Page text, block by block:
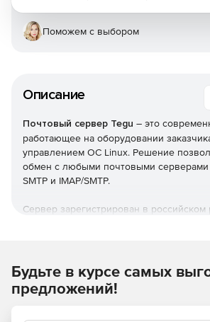
Описание
Почтовый сервер Tegu – это
работающее на оборудовании
управлением ОС Linux. Решение
обмен с любыми почтовыми серверами
SMTP и IMAP/SMTP.
Сервер зарегистрирован в российском
Основные особенности TEGU:
Поможем с выбором
Будьте в курсе самых
предложений!